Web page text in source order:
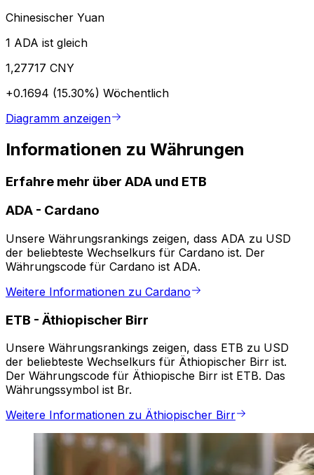
Chinesischer Yuan
1 ADA ist gleich
1,27717 CNY
+0.1694 (15.30%) Wöchentlich
Diagramm anzeigen
Informationen zu Währungen
Erfahre mehr über ADA und ETB
ADA - Cardano
Unsere Währungsrankings zeigen, dass ADA zu USD
der beliebteste Wechselkurs für Cardano ist. Der
Währungscode für Cardano ist ADA.
Weitere Informationen zu Cardano
ETB - Äthiopischer Birr
Unsere Währungsrankings zeigen, dass ETB zu USD
der beliebteste Wechselkurs für Äthiopischer Birr ist.
Der Währungscode für Äthiopische Birr ist ETB. Das
Währungssymbol ist Br.
Weitere Informationen zu Äthiopischer Birr